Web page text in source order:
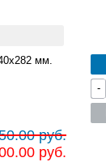
мм.
руб.
руб.
-